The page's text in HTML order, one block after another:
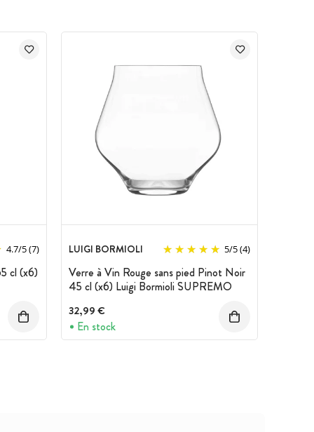
4.7/5(7)
cl (x6)
LUIGI BORMIOLI 5/5(4)
Verre à Vin Rouge sans pied Pinot Noir
45 cl (x6) Luigi Bormioli SUPREMO
32,99 €
En stock